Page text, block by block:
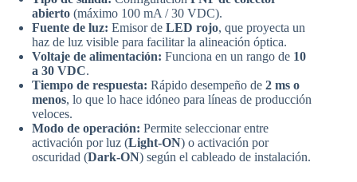
abierto (máximo 100 mA / 30 VDC).
Fuente de luz: Emisor de LED rojo, que proyecta un
haz de luz visible para facilitar la alineación óptica.
Voltaje de alimentación: Funciona en un rango de 10
a 30 VDC.
Tiempo de respuesta: Rápido desempeño de 2 ms o
menos, lo que lo hace idóneo para líneas de producción
veloces.
Modo de operación: Permite seleccionar entre
activación por luz (Light-ON) o activación por
oscuridad (Dark-ON) según el cableado de instalación.